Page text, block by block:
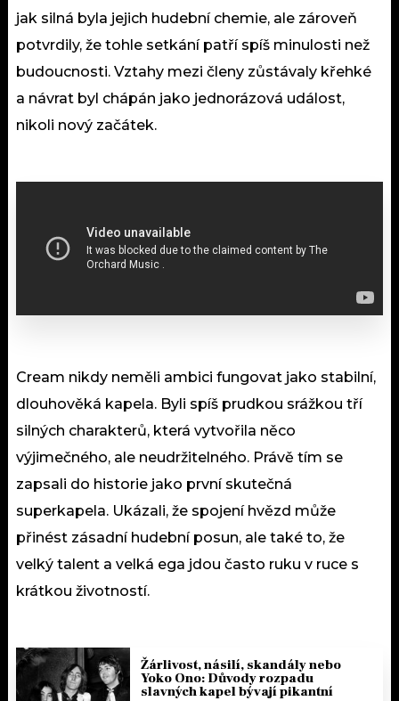
jak silná byla jejich hudební chemie, ale zároveň
potvrdily, že tohle setkání patří spíš minulosti než
budoucnosti. Vztahy mezi členy zůstávaly křehké
a návrat byl chápán jako jednorázová událost,
nikoli nový začátek.
Cream nikdy neměli ambici fungovat jako stabilní,
dlouhověká kapela. Byli spíš prudkou srážkou tří
silných charakterů, která vytvořila něco
výjimečného, ale neudržitelného. Právě tím se
zapsali do historie jako první skutečná
superkapela. Ukázali, že spojení hvězd může
přinést zásadní hudební posun, ale také to, že
velký talent a velká ega jdou často ruku v ruce s
krátkou životností.
Žárlivost, násilí, skandály nebo
Yoko Ono: Důvody rozpadu
slavných kapel bývají pikantní